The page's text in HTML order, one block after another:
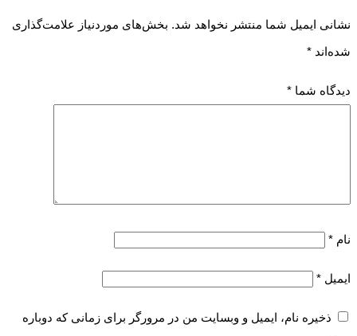
نشانی ایمیل شما منتشر نخواهد شد. بخش‌های موردنیاز علامت‌گذاری
شده‌اند *
دیدگاه شما *
نام *
ایمیل *
ذخیره نام، ایمیل و وبسایت من در مرورگر برای زمانی که دوباره